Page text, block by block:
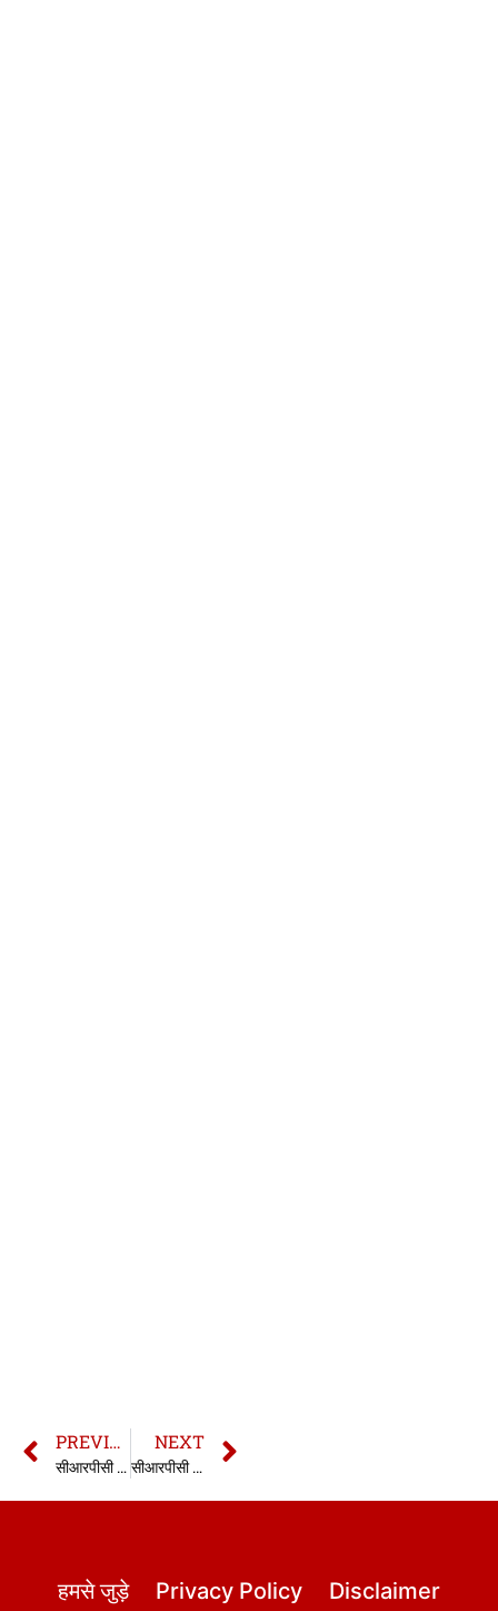
PREVIOUS
सीआरपीसी की धारा 236 | 236 CrPC in hindi
NEXT
सीआरपीसी की धारा 238 | 238 CrPC in hindi
हमसे जुड़े Privacy Policy Disclaimer